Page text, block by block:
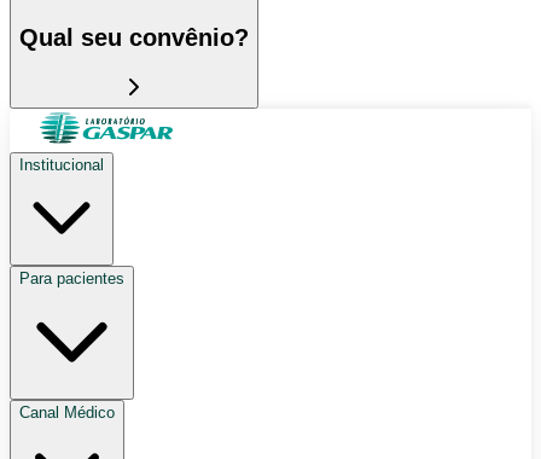
Qual seu convênio?
Institucional
Para pacientes
Canal Médico